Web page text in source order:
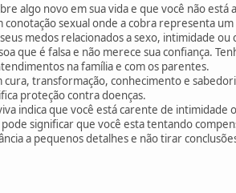
algo novo em sua vida e que você não está
sexual onde a cobra representa
medos relacionados a sexo, intimidade ou
que é falsa e não merece sua confiança.
na família e com os parentes.
transformação, conhecimento e
proteção contra doenças.
indica que você está carente de intimidade
significar que você esta tentando
a pequenos detalhes e não tirar